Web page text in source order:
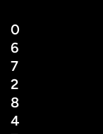
0
6
7
2
8
4